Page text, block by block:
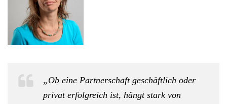
„Ob eine Partnerschaft geschäftlich oder
privat erfolgreich ist, hängt stark von